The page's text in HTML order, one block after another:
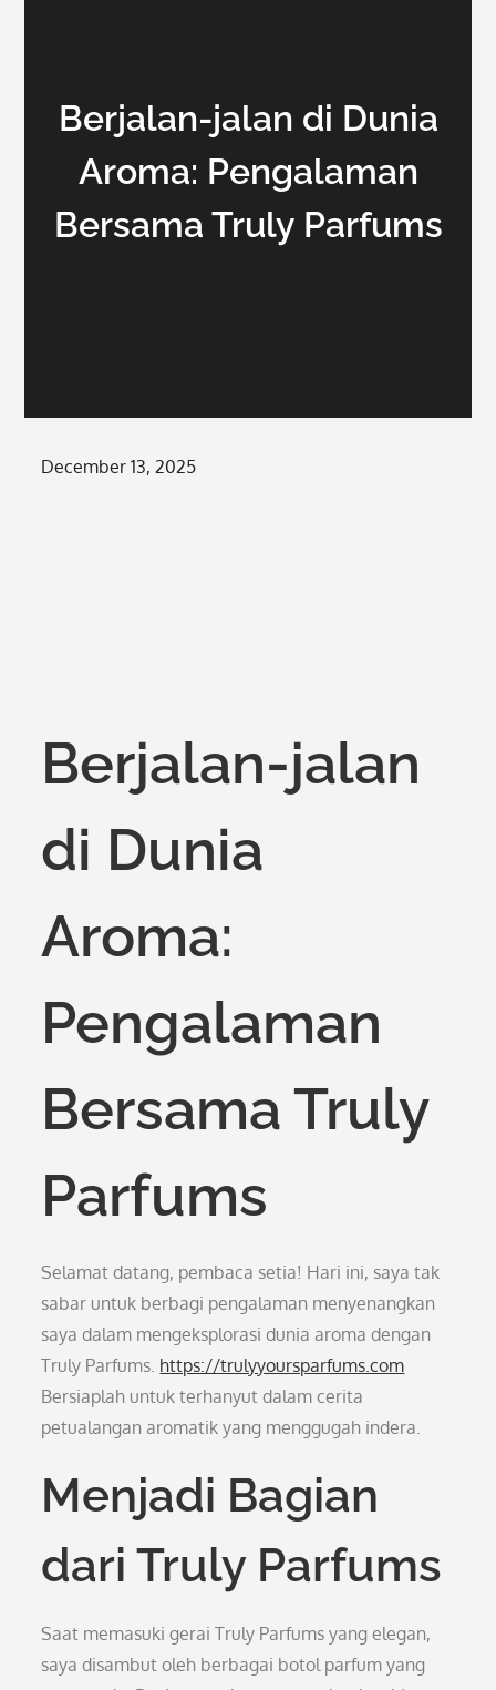
Berjalan-jalan di Dunia
Aroma: Pengalaman
Bersama Truly Parfums
Posted
December 13, 2025
Berjalan-jalan
di Dunia
Aroma:
Pengalaman
Bersama Truly
Parfums
Selamat datang, pembaca setia! Hari ini, saya tak
sabar untuk berbagi pengalaman menyenangkan
saya dalam mengeksplorasi dunia aroma dengan
Truly Parfums. https://trulyyoursparfums.com
Bersiaplah untuk terhanyut dalam cerita
petualangan aromatik yang menggugah indera.
Menjadi Bagian
dari Truly Parfums
Saat memasuki gerai Truly Parfums yang elegan,
saya disambut oleh berbagai botol parfum yang